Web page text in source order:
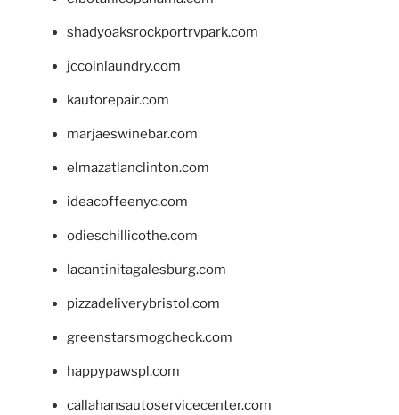
shadyoaksrockportrvpark.com
jccoinlaundry.com
kautorepair.com
marjaeswinebar.com
elmazatlanclinton.com
ideacoffeenyc.com
odieschillicothe.com
lacantinitagalesburg.com
pizzadeliverybristol.com
greenstarsmogcheck.com
happypawspl.com
callahansautoservicecenter.com